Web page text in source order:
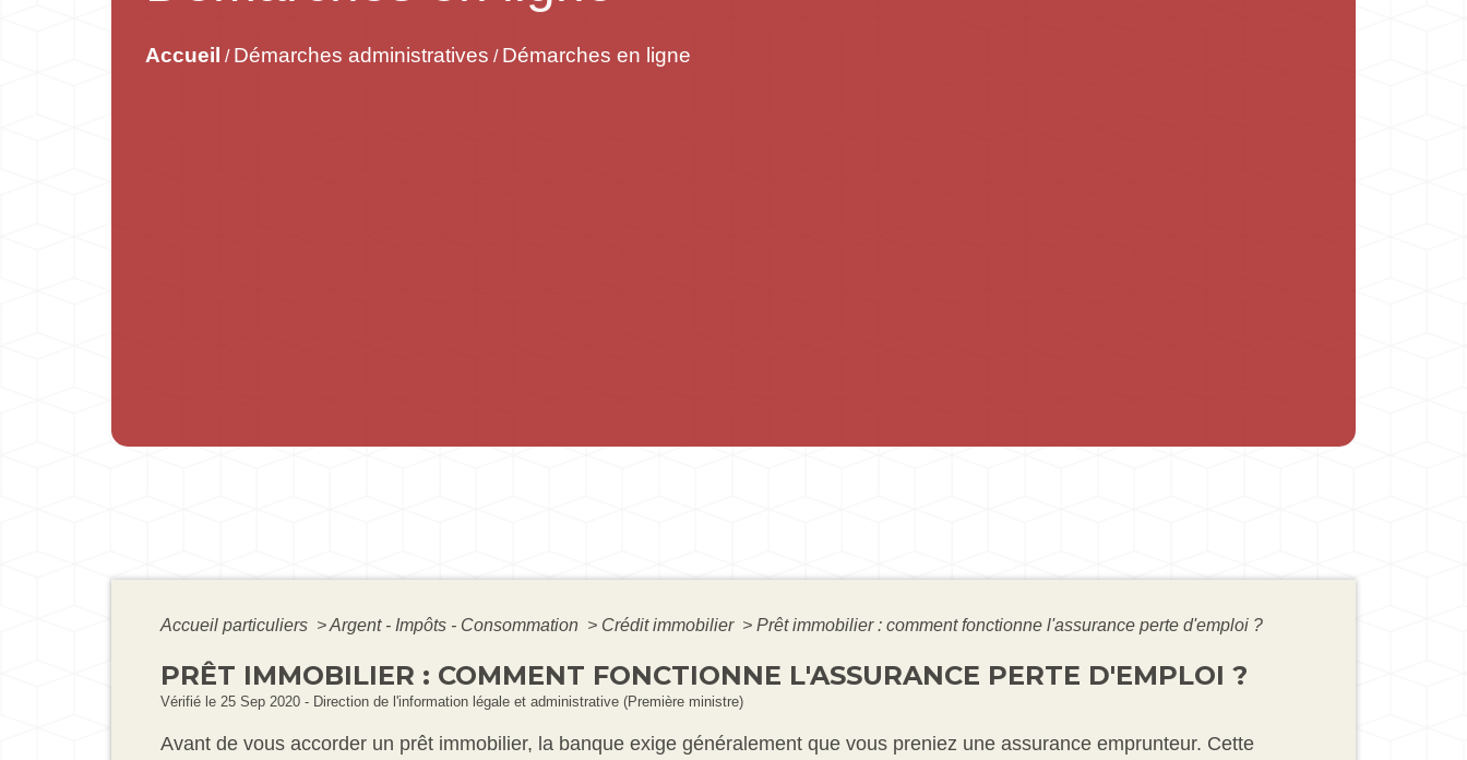
Accueil / Démarches administratives / Démarches en ligne
Accueil particuliers >Argent - Impôts - Consommation > Crédit immobilier > Prêt immobilier : comment fonctionne l'assurance perte d'emploi ?
PRÊT IMMOBILIER : COMMENT FONCTIONNE L'ASSURANCE PERTE D'EMPLOI ?
Vérifié le 25 Sep 2020 - Direction de l'information légale et administrative (Première ministre)
Avant de vous accorder un prêt immobilier, la banque exige généralement que vous preniez une assurance emprunteur. Cette